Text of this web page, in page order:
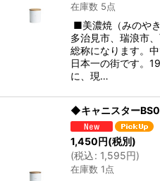
在庫数 5点
■美濃焼（みのや
多治見市、瑞浪市
総称になります。
日本一の街です。
に、現…
◆キャニスター
1,450円(税別)
(税込: 1,595円)
在庫数 1点